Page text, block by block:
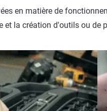
en matière de
et la création d'outils ou de